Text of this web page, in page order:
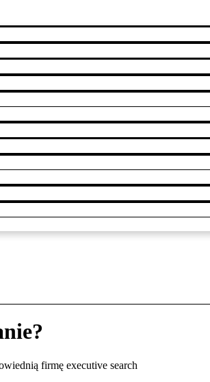
firmę executive search